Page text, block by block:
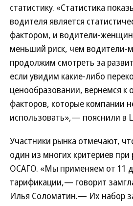
статистику. «Статистика
водителя является
фактором, и водители-
меньший риск, чем
продолжим смотреть за
если увидим какие-либо
ценообразовании, вернемся к
факторов, которые компании
использовать»,— пояснили в
Участники рынка отмечают,
один из многих критериев при
ОСАГО. «Мы применяем от 11
тарификации,— говорит
Илья Соломатин.— Их набор